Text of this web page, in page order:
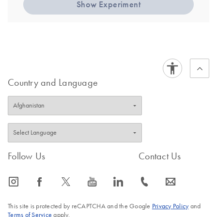
Show Experiment
Country and Language
Follow Us
icon_0065_instagram-s icon_0064_facebook-s icon_0340_cc_gen_x-s icon_0077_youtube-s icon_0066_linkedin-s
Contact Us
icon_0072_phone-s icon_0063_envelope-s
This site is protected by reCAPTCHA and the Google Privacy Policyand
Terms of Service apply.